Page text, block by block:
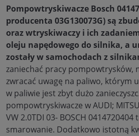
Pompowtryskiwacze Bosch
producenta 03G130073G)są
oraz wtryskiwaczy i ich
oleju napędowego do silnika, a
zostały w samochodach z
zaniechać pracy pompowtrysków,
zwracać uwagę na paliwo, którym
w paliwie jest zbyt dużo
pompowtryskiwacze w AUDI;
VW 2.0TDI 03- BOSCH 0414720404
smarowanie. Dodatkowo istotną